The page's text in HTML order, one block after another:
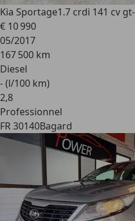
Kia Sportage1.7 crdi 141 cv
€ 10 990
05/2017
167 500 km
Diesel
- (l/100 km)
2,8
Professionnel
FR 30140Bagard